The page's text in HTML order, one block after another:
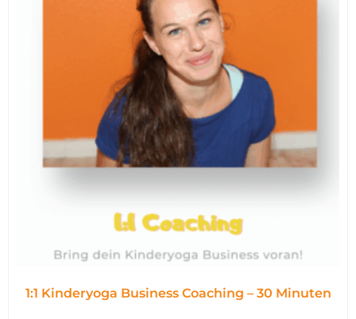
1:1 Kinderyoga Business Coaching – 30 Minuten